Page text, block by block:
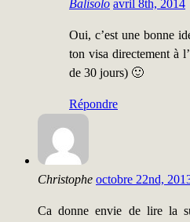
Balisolo avril 8th, 2014
Oui, c’est une bonne
ton visa directement à
de 30 jours) 🙂
Répondre
Christophe octobre 22nd,
Ca donne envie de lire la